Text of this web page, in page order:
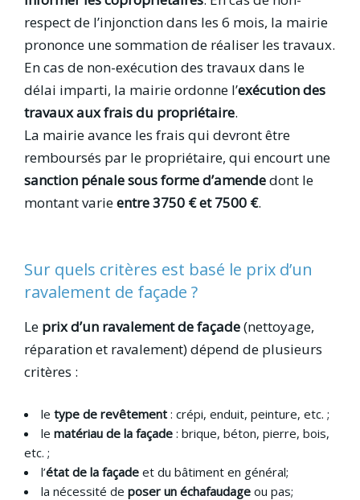
respect de l’injonction dans les 6 mois, la mairie
prononce une sommation de réaliser les travaux.
En cas de non-exécution des travaux dans le
délai imparti, la mairie ordonne l’exécution des
travaux aux frais du propriétaire.
La mairie avance les frais qui devront être
remboursés par le propriétaire, qui encourt une
sanction pénale sous forme d’amendedont le
montant varieentre 3750 € et 7500 €.
Sur quels critères est basé le prix d’un
ravalement de façade ?
Le prix d’un ravalement de façade(nettoyage,
réparation et ravalement) dépend de plusieurs
critères :
le type de revêtement : crépi, enduit, peinture, etc. ;
le matériau de la façade : brique, béton, pierre, bois,
etc. ;
l’état de la façade et du bâtiment en général;
la nécessité de poser un échafaudage ou pas;